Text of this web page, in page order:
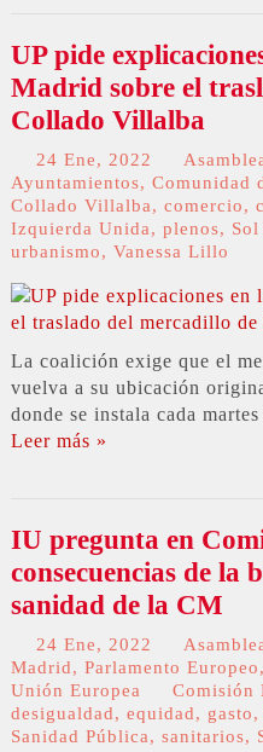
UP pide
Madrid sobre el
Collado Villalba
24 Ene, 2022
Ayuntamientos, Comunidad
Collado Villalba, comercio,
Izquierda Unida, plenos, Sol
urbanismo, Vanessa Lillo
La coalición exige que el
vuelva a su ubicación
donde se instala cada
Leer más »
IU pregunta en
consecuencias de la
sanidad de la CM
24 Ene, 2022
Madrid, Parlamento Europeo,
Unión Europea
Comisión
desigualdad, equidad, gasto,
Sanidad Pública, sanitarios,